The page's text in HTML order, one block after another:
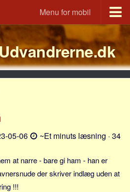
Menu for mobil
05-06
~Et minuts læsning · 34
at narre - bare gi ham - han er
der skriver indlæg uden at
!!!